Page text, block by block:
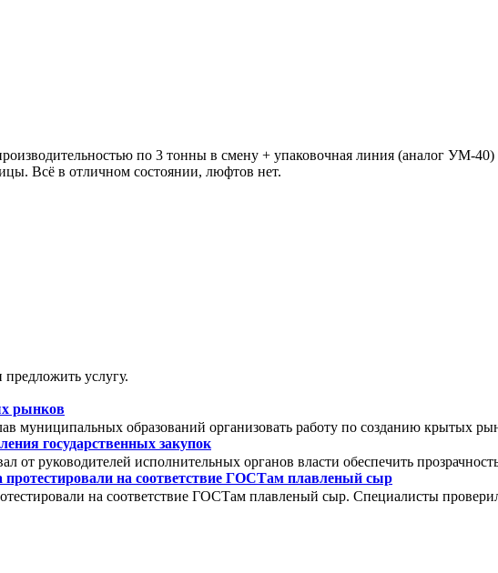
по 3 тонны в смену + упаковочная линия (аналог УМ-40)
Всё в отличном состоянии, люфтов нет.
услугу.
рынков
муниципальных образований организовать работу по созданию крытых
государственных закупок
от руководителей исполнительных органов власти обеспечить
протестировали на соответствие ГОСТам плавленый сыр
на соответствие ГОСТам плавленый сыр. Специалисты